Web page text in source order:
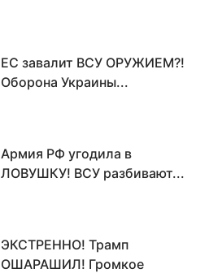
ЕС завалит ВСУ ОРУЖИЕМ?!
Оборона Украины...
Армия РФ угодила в
ЛОВУШКУ! ВСУ разбивают...
ЭКСТРЕННО! Трамп
ОШАРАШИЛ! Громкое